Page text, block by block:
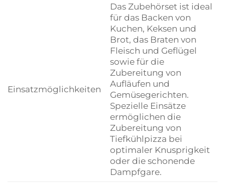
Einsatzmöglichkeiten
Das Zubehörset ist ideal
für das Backen von
Kuchen, Keksen und
Brot, das Braten von
Fleisch und Geflügel
sowie für die
Zubereitung von
Aufläufen und
Gemüsegerichten.
Spezielle Einsätze
ermöglichen die
Zubereitung von
Tiefkühlpizza bei
optimaler Knusprigkeit
oder die schonende
Dampfgare.